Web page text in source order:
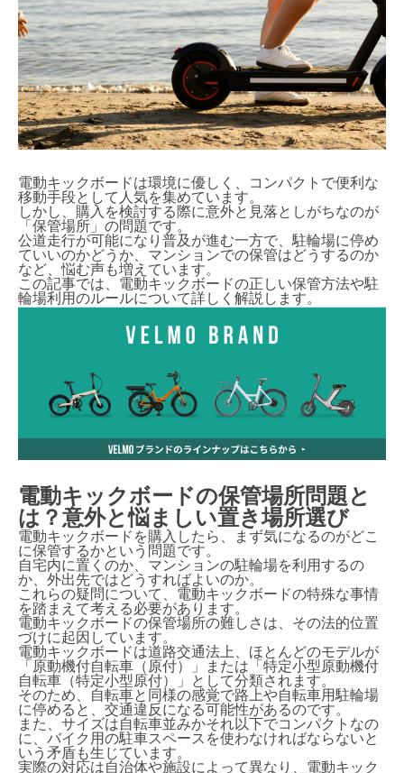
電動キックボードは環境に優しく、コンパクトで便利な
移動手段として人気を集めています。
しかし、購入を検討する際に意外と見落としがちなのが
「保管場所」の問題です。
公道走行が可能になり普及が進む一方で、駐輪場に停め
ていいのかどうか、マンションでの保管はどうするのか
など、悩む声も増えています。
この記事では、電動キックボードの正しい保管方法や駐
輪場利用のルールについて詳しく解説します。
電動キックボードの保管場所問題と
は？意外と悩ましい置き場所選び
電動キックボードを購入したら、まず気になるのがどこ
に保管するかという問題です。
自宅内に置くのか、マンションの駐輪場を利用するの
か、外出先ではどうすればよいのか。
これらの疑問について、電動キックボードの特殊な事情
を踏まえて考える必要があります。
電動キックボードの保管場所の難しさは、その法的位置
づけに起因しています。
電動キックボードは道路交通法上、ほとんどのモデルが
「原動機付自転車（原付）」または「特定小型原動機付
自転車（特定小型原付）」として分類されます。
そのため、自転車と同様の感覚で路上や自転車用駐輪場
に停めると、交通違反になる可能性があるのです。
また、サイズは自転車並みかそれ以下でコンパクトなの
に、バイク用の駐車スペースを使わなければならないと
いう矛盾も生じています。
実際の対応は自治体や施設によって異なり、電動キック